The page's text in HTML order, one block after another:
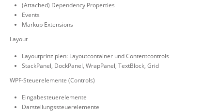
(Attached) Dependency Properties
Events
Markup Extensions
Layout
Layoutprinzipien: Layoutcontainer und Contentcontrols
StackPanel, DockPanel, WrapPanel, TextBlock, Grid
WPF-Steuerelemente (Controls)
Eingabesteuerelemente
Darstellungssteuerelemente